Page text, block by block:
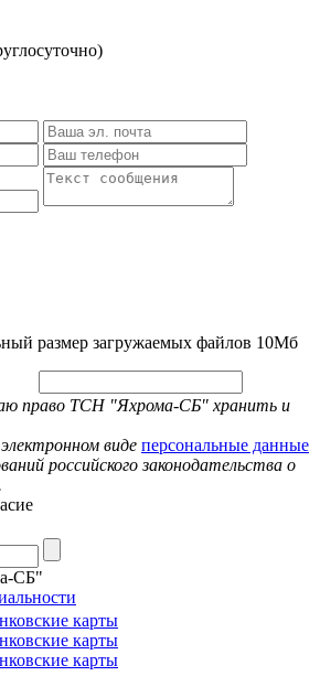
размер загружаемых файлов 10Мб
право ТСН "Яхрома-СБ" хранить и
виде персональные данные
российского законодательства о
СБ"